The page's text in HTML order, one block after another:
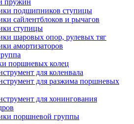
пружин
подшипников ступицы
сайлентблоков и рычагов
ступицы
шаровых опор, рулевых тяг
амортизаторов
поршневых колец
для коленвала
для разжима поршневых
для хонингования
поршневой группы